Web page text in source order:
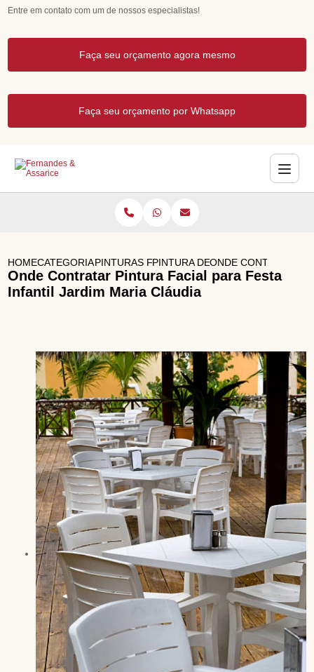
Entre em contato com um de nossos especialistas!
Faça seu orçamento agora mesmo
Faça seu orçamento por Whatsapp
HOMECATEGORIASPINTURAS FACIAIS PARA FESTAS
PINTURA DE ROSTO FESTA
ONDE CONTRATAR
Onde Contratar Pintura Facial para Festa
Infantil Jardim Maria Cláudia